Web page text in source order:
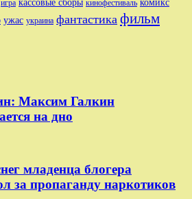
игра кассовые сборы кинофестиваль комикс
ужас украина фантастика фильм
Максим Галкин
на дно
младенца блогера
за пропаганду наркотиков